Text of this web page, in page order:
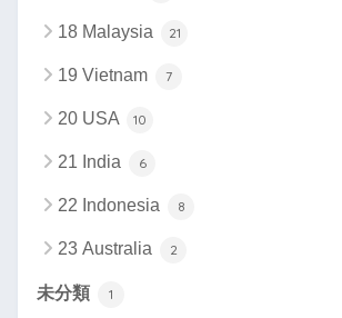
18 Malaysia 21
19 Vietnam 7
20 USA 10
21 India 6
22 Indonesia 8
23 Australia 2
未分類 1